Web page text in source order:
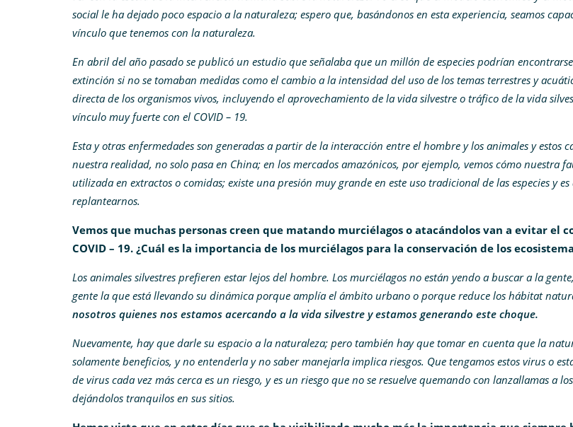
social le ha dejado poco espacio a la naturaleza; espero que, basándonos en esta experiencia, seamos
vínculo que tenemos con la naturaleza.
En abril del año pasado se publicó un estudio que señalaba que un millón de especies podrían
extinción si no se tomaban medidas como el cambio a la intensidad del uso de los temas terrestres y
directa de los organismos vivos, incluyendo el aprovechamiento de la vida silvestre o tráfico de la vida
vínculo muy fuerte con el COVID – 19.
Esta y otras enfermedades son generadas a partir de la interacción entre el hombre y los animales y estos
nuestra realidad, no solo pasa en China; en los mercados amazónicos, por ejemplo, vemos cómo nuestra
utilizada en extractos o comidas; existe una presión muy grande en este uso tradicional de las especies y
replantearnos.
Vemos que muchas personas creen que matando murciélagos o atacándolos van a evitar el
COVID – 19. ¿Cuál es la importancia de los murciélagos para la conservación de los
Los animales silvestres prefieren estar lejos del hombre. Los murciélagos no están yendo a buscar a la
gente la que está llevando su dinámica porque amplía el ámbito urbano o porque reduce los hábitat
nosotros quienes nos estamos acercando a la vida silvestre y estamos generando este choque.
Nuevamente, hay que darle su espacio a la naturaleza; pero también hay que tomar en cuenta que la
solamente beneficios, y no entenderla y no saber manejarla implica riesgos. Que tengamos estos virus o
de virus cada vez más cerca es un riesgo, y es un riesgo que no se resuelve quemando con lanzallamas a
dejándolos tranquilos en sus sitios.